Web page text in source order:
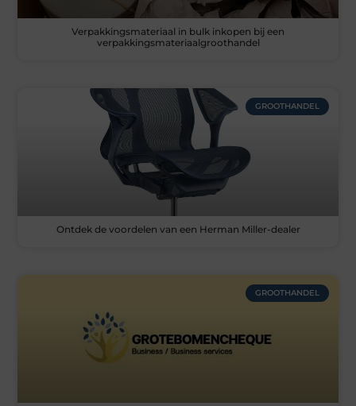
Verpakkingsmateriaal in bulk inkopen bij een
verpakkingsmateriaalgroothandel
GROOTHANDEL
Ontdek de voordelen van een Herman Miller-dealer
GROOTHANDEL